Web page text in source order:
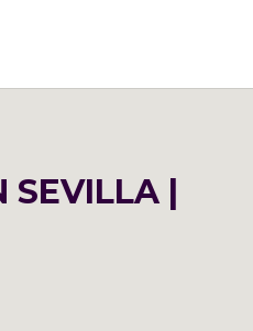
SEVILLA |